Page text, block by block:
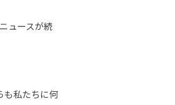
ュースが続
も私たちに何